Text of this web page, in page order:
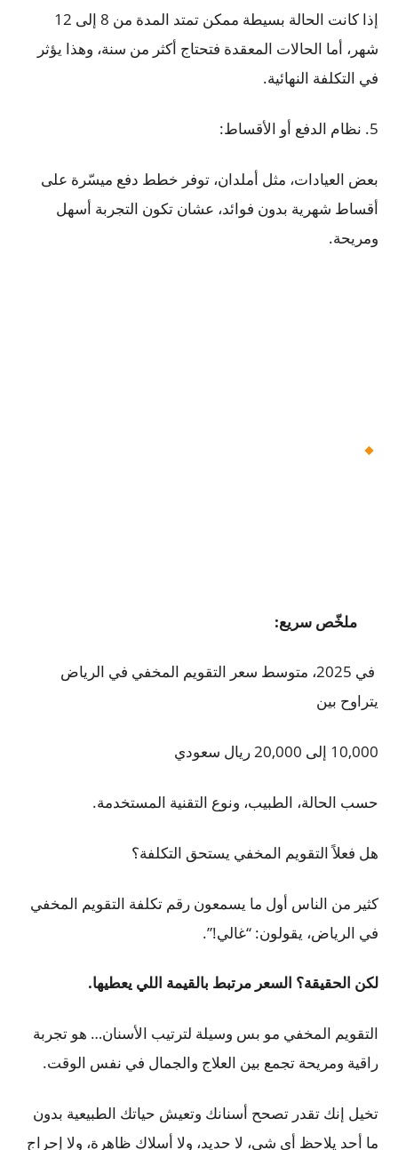
إذا كانت الحالة بسيطة ممكن تمتد المدة من 8 إلى 12
شهر، أما الحالات المعقدة فتحتاج أكثر من سنة، وهذا يؤثر
في التكلفة النهائية.
5. نظام الدفع أو الأقساط:
بعض العيادات، مثل أملدان، توفر خطط دفع ميسّرة على
أقساط شهرية بدون فوائد، عشان تكون التجربة أسهل
ومريحة.
ملخّص سريع:
في 2025، متوسط سعر التقويم المخفي في الرياض
يتراوح بين
10,000 إلى 20,000 ريال سعودي
حسب الحالة، الطبيب، ونوع التقنية المستخدمة.
هل فعلاً التقويم المخفي يستحق التكلفة؟
كثير من الناس أول ما يسمعون رقم تكلفة التقويم المخفي
في الرياض، يقولون: “غالي!”.
لكن الحقيقة؟ السعر مرتبط بالقيمة اللي يعطيها.
التقويم المخفي مو بس وسيلة لترتيب الأسنان… هو تجربة
راقية ومريحة تجمع بين العلاج والجمال في نفس الوقت.
تخيل إنك تقدر تصحح أسنانك وتعيش حياتك الطبيعية بدون
ما أحد يلاحظ أي شي، لا حديد، ولا أسلاك ظاهرة، ولا إحراج